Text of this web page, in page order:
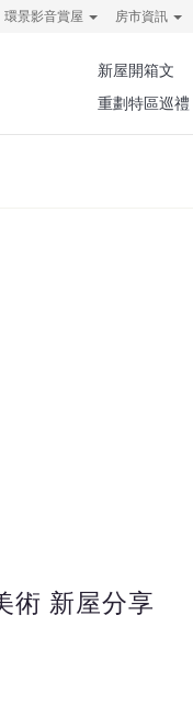
環景影音賞屋 房市資訊
新屋開箱文
重劃特區巡禮
術 新屋分享